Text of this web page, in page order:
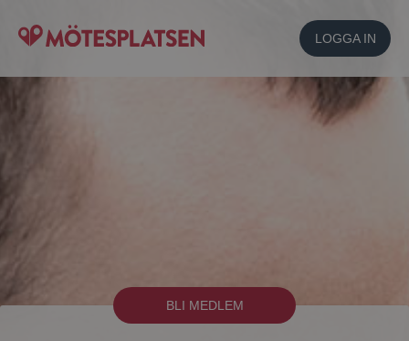
LOGGA IN
BLI MEDLEM